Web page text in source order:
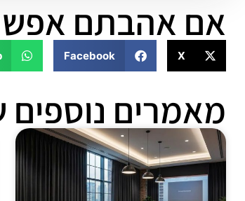
אם אהבתם
X
Facebook
מאמרים נוספים